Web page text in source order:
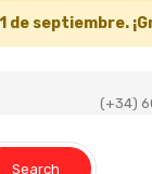
de septiembre.
(+34)
Search